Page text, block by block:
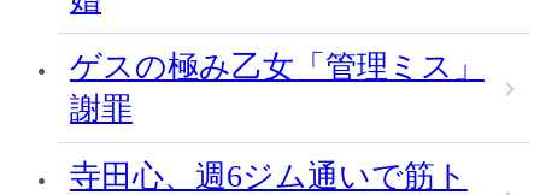
ゲスの極み乙女「管理ミス」
謝罪
寺田心、週6ジム通いで筋ト